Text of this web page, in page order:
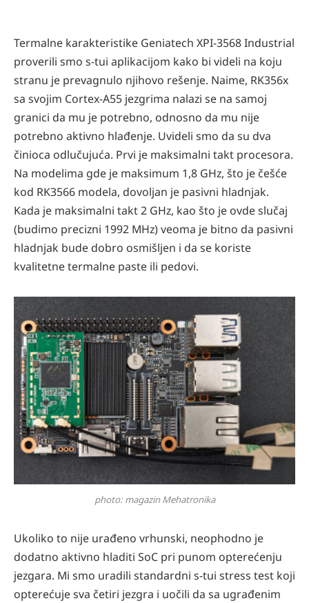
Termalne karakteristike Geniatech XPI-3568 Industrial
proverili smo s-tui aplikacijom kako bi videli na koju
stranu je prevagnulo njihovo rešenje. Naime, RK356x
sa svojim Cortex-A55 jezgrima nalazi se na samoj
granici da mu je potrebno, odnosno da mu nije
potrebno aktivno hlađenje. Uvideli smo da su dva
činioca odlučujuća. Prvi je maksimalni takt procesora.
Na modelima gde je maksimum 1,8 GHz, što je češće
kod RK3566 modela, dovoljan je pasivni hladnjak.
Kada je maksimalni takt 2 GHz, kao što je ovde slučaj
(budimo precizni 1992 MHz) veoma je bitno da pasivni
hladnjak bude dobro osmišljen i da se koriste
kvalitetne termalne paste ili pedovi.
photo: magazin Mehatronika
Ukoliko to nije urađeno vrhunski, neophodno je
dodatno aktivno hladiti SoC pri punom opterećenju
jezgara. Mi smo uradili standardni s-tui stress test koji
opterećuje sva četiri jezgra i uočili da sa ugrađenim